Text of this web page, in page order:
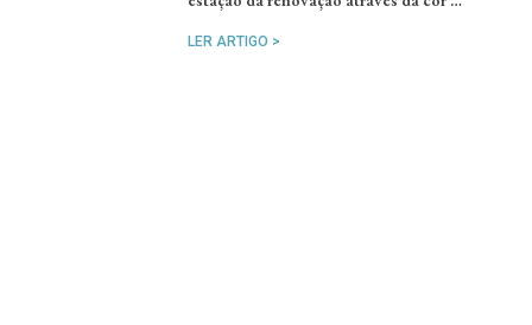
LER ARTIGO >